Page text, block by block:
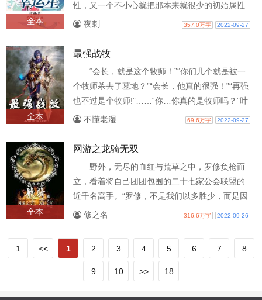
全本
性，又一个不小心就把那本来就很少的初始属性
给全加到隐藏的幸运点上了。这样我应该走路..
夜刺 357.0万字 2022-09-27
全本
最强战牧
“会长，就是这个牧师！”“你们几个就是被一
个牧师杀去了墓地？”“会长，他真的很强！”“再强
也不过是个牧师!”……“你…你真的是牧师吗？”叶
枫向他劈出了最后一剑，..
不懂老湿 69.6万字 2022-09-27
全本
网游之龙骑无双
野外，无尽的血红与荒草之中，罗修负枪而
立，看着将自己团团包围的二十七家公会联盟的
近千名高手。“罗修，不是我们以多胜少，而是因
为你的实力，值得我们精锐全出！”罗..
修之名 316.6万字 2022-09-26
1 << 1 2 3 4 5 6 7 8
9 10 >> 18